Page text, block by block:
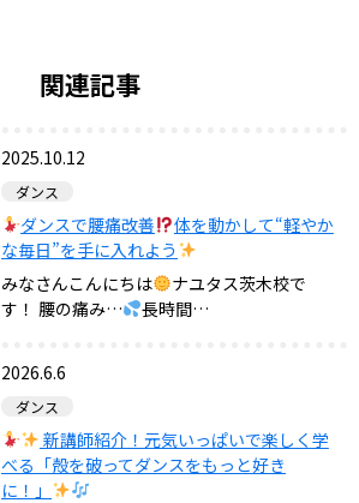
関連記事
2025.10.12
ダンス
ダンスで腰痛改善
体を動かして“軽やか
な毎日”を手に入れよう
みなさんこんにちは
ナユタス茨木校で
す！ 腰の痛み…
長時間…
2026.6.6
ダンス
新講師紹介！元気いっぱいで楽しく学
べる「殻を破ってダンスをもっと好き
に！」